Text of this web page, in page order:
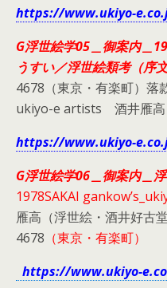
https://www.ukiyo-
G浮世絵学05＿御案内＿
うすい／浮世絵類考（序
4678（東京・有楽町）
ukiyo-e artists 酒井雁高
https://www.ukiyo-
G浮世絵学06＿御案内＿
1978SAKAI
雁高（浮世絵・酒井好
4678 （東京・有楽町）
https://www.ukiyo-